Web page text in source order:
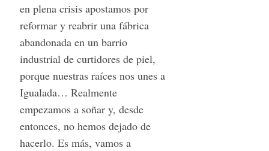
en plena crisis apostamos por
reformar y reabrir una fábrica
abandonada en un barrio
industrial de curtidores de piel,
porque nuestras raíces nos unes a
Igualada… Realmente
empezamos a soñar y, desde
entonces, no hemos dejado de
hacerlo. Es más, vamos a